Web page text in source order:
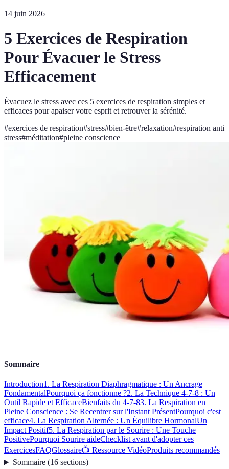
14 juin 2026
5 Exercices de Respiration
Pour Évacuer le Stress
Efficacement
Évacuez le stress avec ces 5 exercices de respiration simples et
efficaces pour apaiser votre esprit et retrouver la sérénité.
#exercices de respiration#stress#bien-être#relaxation#respiration anti
stress#méditation#pleine conscience
Sommaire
Introduction1. La Respiration Diaphragmatique : Un Ancrage
FondamentalPourquoi ça fonctionne ?2. La Technique 4-7-8 : Un
Outil Rapide et EfficaceBienfaits du 4-7-83. La Respiration en
Pleine Conscience : Se Recentrer sur l'Instant PrésentPourquoi c'est
efficace4. La Respiration Alternée : Un Équilibre HormonalUn
Impact Positif5. La Respiration par le Sourire : Une Touche
PositivePourquoi Sourire aideChecklist avant d'adopter ces
ExercicesFAQGlossaire📺 Ressource VidéoProduits recommandés
Sommaire(16 sections)